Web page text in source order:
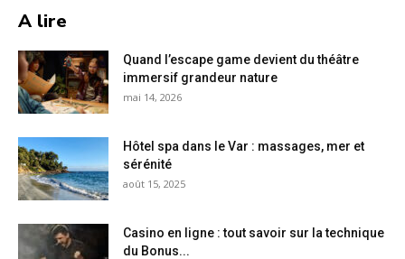
A lire
Quand l’escape game devient du théâtre
immersif grandeur nature
mai 14, 2026
Hôtel spa dans le Var : massages, mer et
sérénité
août 15, 2025
Casino en ligne : tout savoir sur la technique
du Bonus...